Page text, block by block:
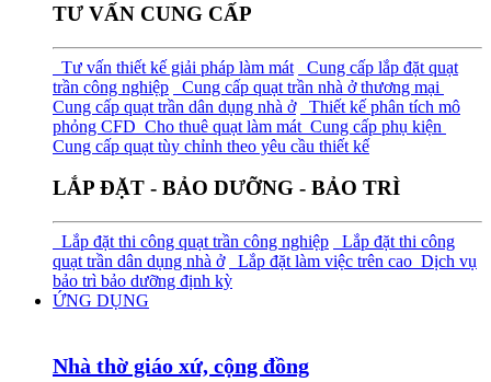
TƯ VẤN CUNG CẤP
Tư vấn thiết kế giải pháp làm mát
Cung cấp lắp đặt quạt
trần công nghiệp
Cung cấp quạt trần nhà ở thương mại
Cung cấp quạt trần dân dụng nhà ở
Thiết kế phân tích mô
phỏng CFD Cho thuê quạt làm mát Cung cấp phụ kiện
Cung cấp quạt tùy chỉnh theo yêu cầu thiết kế
LẮP ĐẶT - BẢO DƯỠNG - BẢO TRÌ
Lắp đặt thi công quạt trần công nghiệp
Lắp đặt thi công
quạt trần dân dụng nhà ở
Lắp đặt làm việc trên cao Dịch vụ
bảo trì bảo dưỡng định kỳ
ỨNG DỤNG
Nhà thờ giáo xứ, cộng đồng